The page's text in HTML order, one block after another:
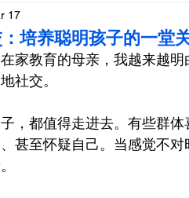
：培养聪明孩子的一堂
17
家教育的母亲，我越来越
社交。
，都值得走进去。有些群
甚至怀疑自己。当感觉不